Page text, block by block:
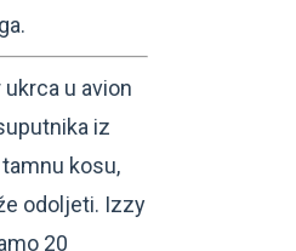
ukrca u avion
iz
kosu,
odoljeti. Izzy
20